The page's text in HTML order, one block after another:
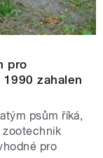
pro
zahalen
psům říká,
zootechnik
pro